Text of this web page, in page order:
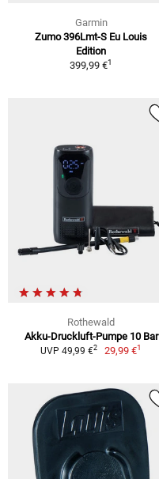
Garmin
Zumo 396Lmt-S Eu Louis
Edition
399,99 €1
Rothewald
Akku-Druckluft-Pumpe 10 Bar
UVP 49,99 €2 29,99 €1